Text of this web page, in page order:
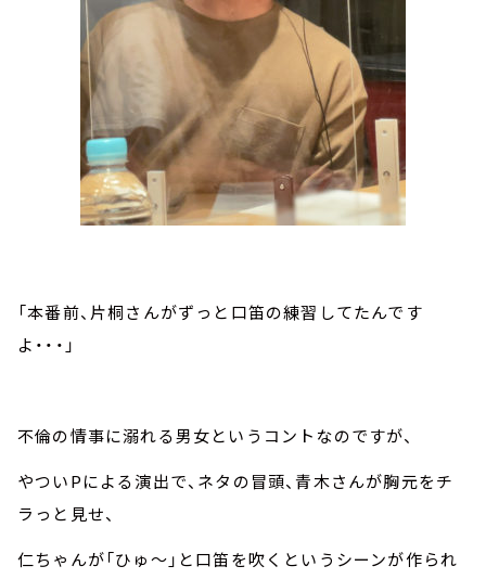
「本番前、片桐さんがずっと口笛の練習してたんです
よ・・・」
不倫の情事に溺れる男女というコントなのですが、
やついPによる演出で、ネタの冒頭、青木さんが胸元をチ
ラっと見せ、
仁ちゃんが「ひゅ～」と口笛を吹くというシーンが作られ